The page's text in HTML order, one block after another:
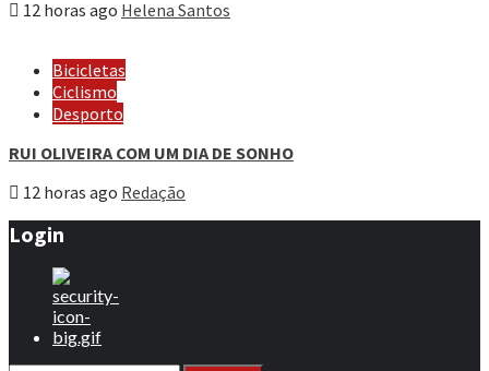
12 horas ago Helena Santos
Bicicletas
Ciclismo
Desporto
RUI OLIVEIRA COM UM DIA DE SONHO
12 horas ago Redação
Login